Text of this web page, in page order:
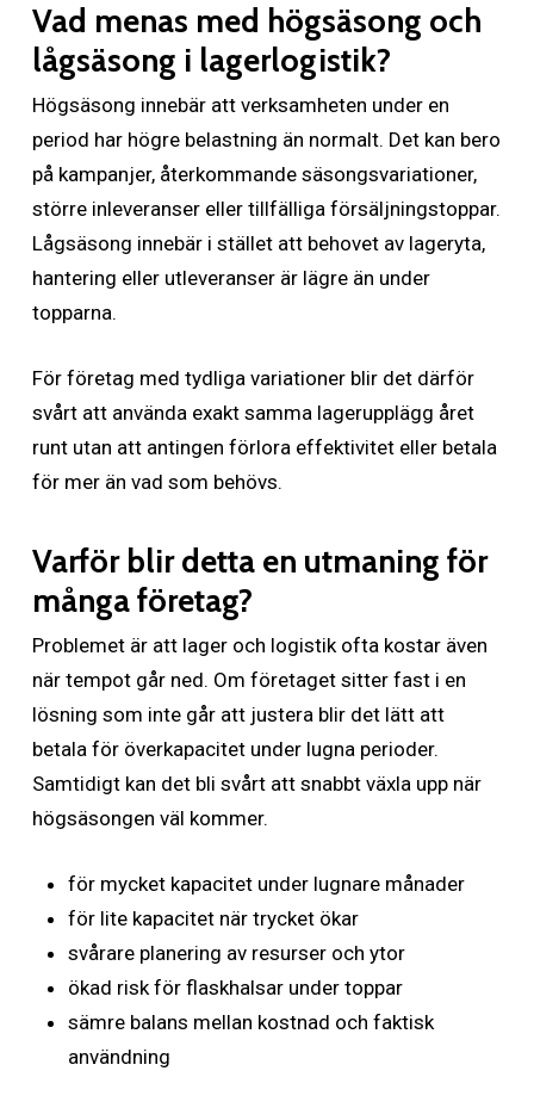
Vad menas med högsäsong och
lågsäsong i lagerlogistik?
Högsäsong innebär att verksamheten under en
period har högre belastning än normalt. Det kan bero
på kampanjer, återkommande säsongsvariationer,
större inleveranser eller tillfälliga försäljningstoppar.
Lågsäsong innebär i stället att behovet av lageryta,
hantering eller utleveranser är lägre än under
topparna.
För företag med tydliga variationer blir det därför
svårt att använda exakt samma lagerupplägg året
runt utan att antingen förlora effektivitet eller betala
för mer än vad som behövs.
Varför blir detta en utmaning för
många företag?
Problemet är att lager och logistik ofta kostar även
när tempot går ned. Om företaget sitter fast i en
lösning som inte går att justera blir det lätt att
betala för överkapacitet under lugna perioder.
Samtidigt kan det bli svårt att snabbt växla upp när
högsäsongen väl kommer.
för mycket kapacitet under lugnare månader
för lite kapacitet när trycket ökar
svårare planering av resurser och ytor
ökad risk för flaskhalsar under toppar
sämre balans mellan kostnad och faktisk
användning